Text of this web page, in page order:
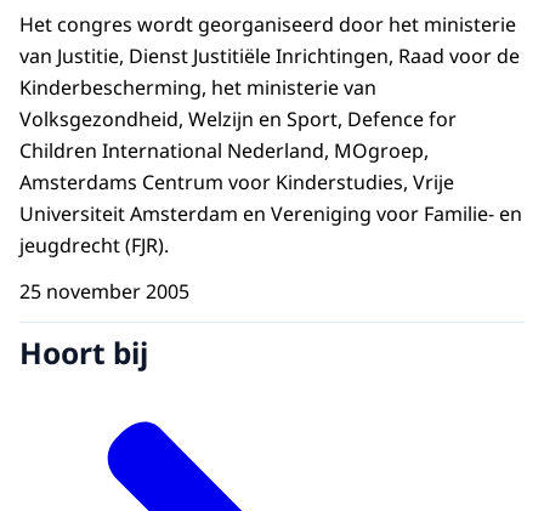
Het congres wordt georganiseerd door het ministerie
van Justitie, Dienst Justitiële Inrichtingen, Raad voor de
Kinderbescherming, het ministerie van
Volksgezondheid, Welzijn en Sport, Defence for
Children International Nederland, MOgroep,
Amsterdams Centrum voor Kinderstudies, Vrije
Universiteit Amsterdam en Vereniging voor Familie- en
jeugdrecht (FJR).
25 november 2005
Hoort bij